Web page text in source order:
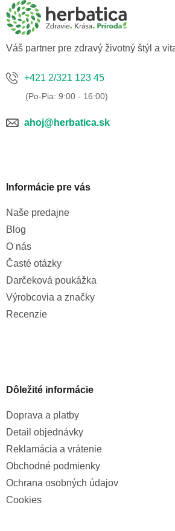
Váš partner pre zdravý životný štýl a
+421 2/321 123 45
ahoj@herbatica.sk
Informácie pre vás
Naše predajne
Blog
O nás
Časté otázky
Darčeková poukážka
Výrobcovia a značky
Recenzie
Dôležité informácie
Doprava a platby
Detail objednávky
Reklamácia a vrátenie
Obchodné podmienky
Ochrana osobných údajov
Cookies